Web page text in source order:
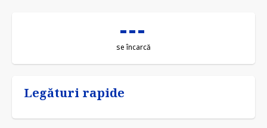
se încarcă
Legături rapide